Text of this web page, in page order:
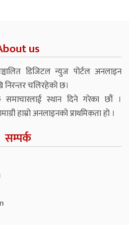
us
सञ्चालित डिजिटल न्युज पोर्टल अनलाइन
चलिरहेको छ।
स्थान दिने गरेका छौं ।
हाम्रो अनलाइनको प्राथमिकता हो ।
सम्पर्क